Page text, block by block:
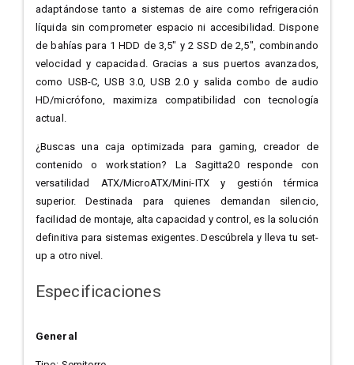
adaptándose tanto a sistemas de aire como refrigeración
líquida sin comprometer espacio ni accesibilidad. Dispone
de bahías para 1 HDD de 3,5" y 2 SSD de 2,5", combinando
velocidad y capacidad. Gracias a sus puertos avanzados,
como USB-C, USB 3.0, USB 2.0 y salida combo de audio
HD/micrófono, maximiza compatibilidad con tecnología
actual.
¿Buscas una caja optimizada para gaming, creador de
contenido o workstation? La Sagitta20 responde con
versatilidad ATX/MicroATX/Mini-ITX y gestión térmica
superior. Destinada para quienes demandan silencio,
facilidad de montaje, alta capacidad y control, es la solución
definitiva para sistemas exigentes. Descúbrela y lleva tu set-
up a otro nivel.
Especificaciones
General